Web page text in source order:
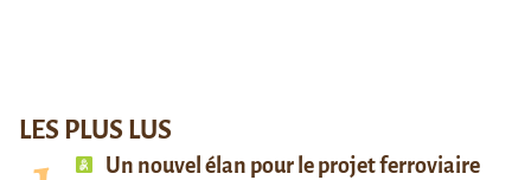
LES PLUS LUS
Un nouvel élan pour le projet ferroviaire